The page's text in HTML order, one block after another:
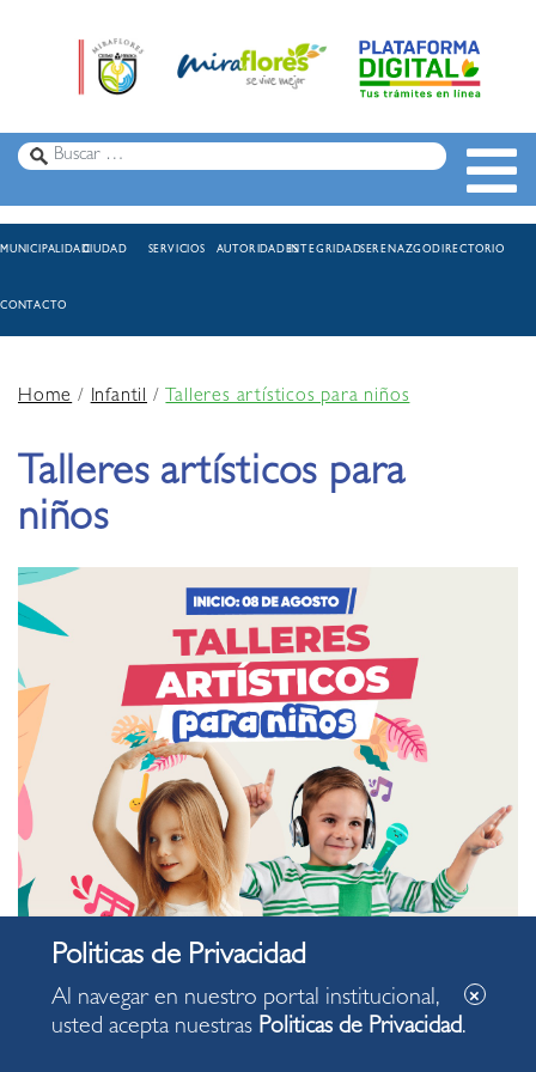
MUNICIPALIDADCIUDAD SERVICIOS AUTORIDADESINTEGRIDADSERENAZGODIRECTORIO
CONTACTO
Home/Infantil /Talleres artísticos para niños
Talleres artísticos para
niños
Al navegar en nuestro portal institucional,
usted acepta nuestras Politicas de Privacidad.